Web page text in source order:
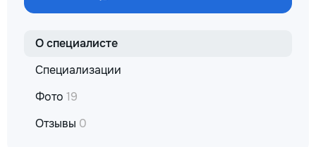
О специалисте
Специализации
Фото 19
Отзывы 0